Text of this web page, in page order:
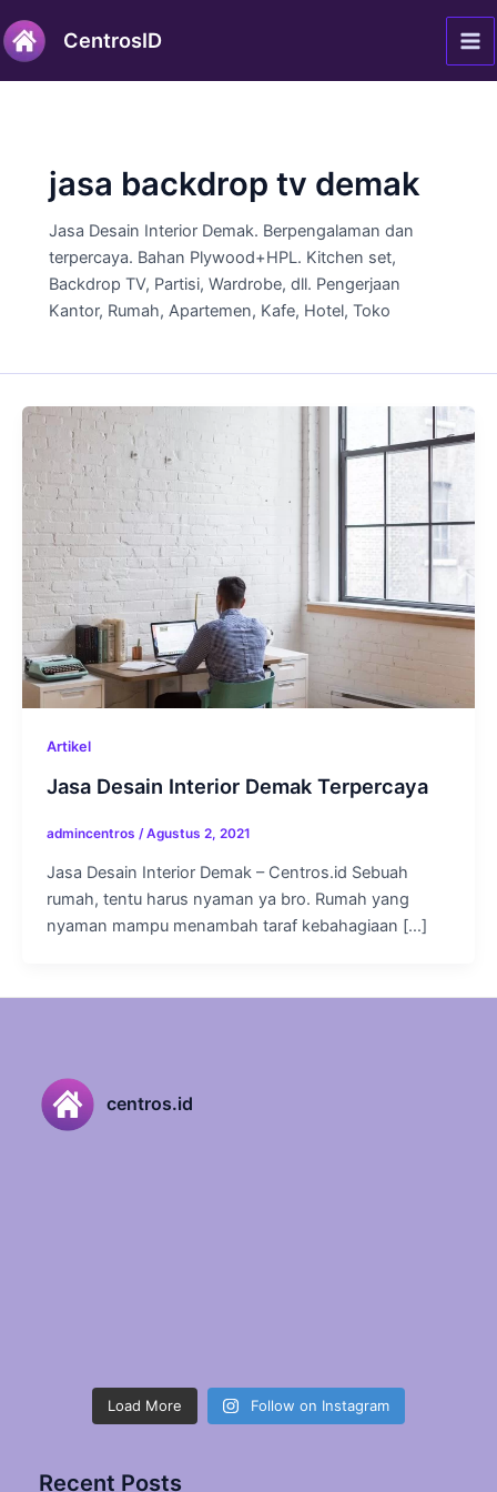
ke
konten
CentrosID
jasa backdrop tv demak
Jasa Desain Interior Demak. Berpengalaman dan
terpercaya. Bahan Plywood+HPL. Kitchen set,
Backdrop TV, Partisi, Wardrobe, dll. Pengerjaan
Kantor, Rumah, Apartemen, Kafe, Hotel, Toko
Artikel
Jasa Desain Interior Demak Terpercaya
admincentros /Agustus 2, 2021
Jasa Desain Interior Demak – Centros.id Sebuah
rumah, tentu harus nyaman ya bro. Rumah yang
nyaman mampu menambah taraf kebahagiaan […]
centros.id
Load More Follow on Instagram
Recent Posts